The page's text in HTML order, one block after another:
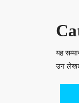
यह
उन